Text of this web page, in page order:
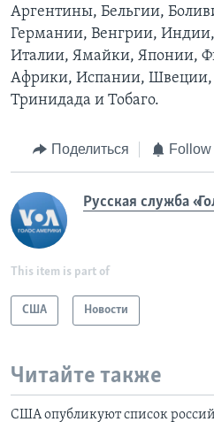
Аргентины, Бельгии,
Германии, Венгрии,
Италии, Ямайки, Японии,
Африки, Испании,
Тринидада и Тобаго.
Поделиться Follow
Русская служба
This item is part of
США Новости
Читайте также
США опубликуют список